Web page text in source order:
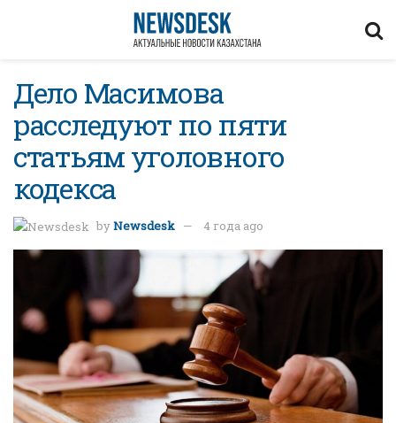
Дело Масимова
расследуют по пяти
статьям уголовного
кодекса
byNewsdesk 4 года ago